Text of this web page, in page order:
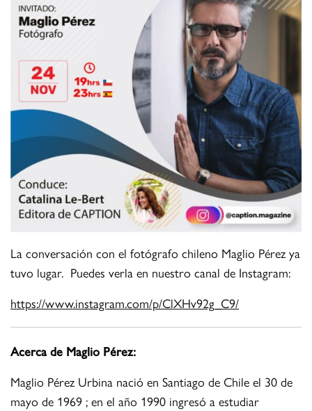
La conversación con el fotógrafo chileno Maglio Pérez ya
tuvo lugar. Puedes verla en nuestro canal de Instagram:
https://www.instagram.com/p/ClXHv92g_C9/
Acerca de Maglio Pérez:
Maglio Pérez Urbina nació en Santiago de Chile el 30 de
mayo de 1969 ; en el año 1990 ingresó a estudiar